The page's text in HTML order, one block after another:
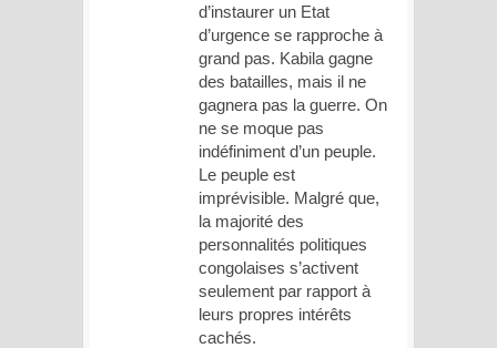
d’instaurer un Etat
d’urgence se rapproche à
grand pas. Kabila gagne
des batailles, mais il ne
gagnera pas la guerre. On
ne se moque pas
indéfiniment d’un peuple.
Le peuple est
imprévisible. Malgré que,
la majorité des
personnalités politiques
congolaises s’activent
seulement par rapport à
leurs propres intérêts
cachés.